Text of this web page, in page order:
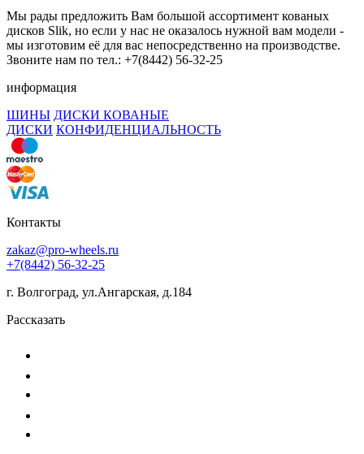
Мы рады предложить Вам большой ассортимент кованых
дисков Slik, но если у нас не оказалось нужной вам модели -
мы изготовим её для вас непосредственно на производстве.
Звоните нам по тел.: +7(8442) 56-32-25
информация
ШИНЫ ДИСКИ КОВАНЫЕ
ДИСКИ КОНФИДЕНЦИАЛЬНОСТЬ
Контакты
zakaz@pro-wheels.ru
+7(8442) 56-32-25
г. Волгоград, ул.Ангарская, д.184
Рассказать